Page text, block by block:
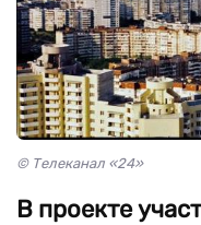
© Телеканал «24»
В проекте